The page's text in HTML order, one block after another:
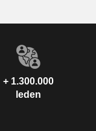
+ 1.300.000
leden